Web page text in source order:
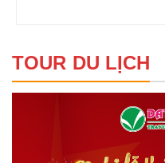
TOUR DU LỊCH